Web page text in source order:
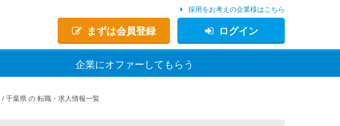
まずは会員登録 ログイン
採用をお考えの企業様はこちら
企業にオファー してもらう
千葉県 転職・求人情報一覧